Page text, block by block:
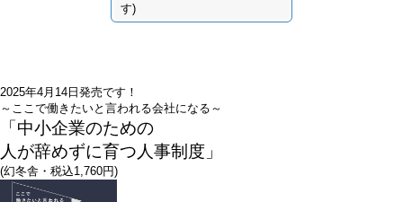
す)
2025年4月14日発売です！
～ここで働きたいと言われる会社になる～
「中小企業のための
人が辞めずに育つ人事制度」
(幻冬舎・税込1,760円)